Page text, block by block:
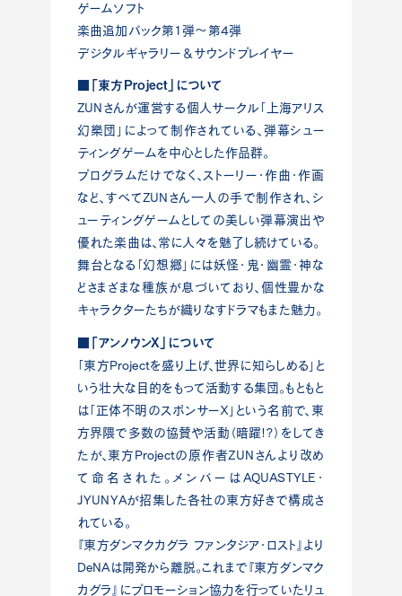
ゲームソフト
楽曲追加パック第1弾〜第4弾
デジタルギャラリー＆サウンドプレイヤー
■「東方Project」について
ZUNさんが運営する個人サークル「上海アリス
幻樂団」によって制作されている、弾幕シュー
ティングゲームを中心とした作品群。
プログラムだけでなく、ストーリー・作曲・作画
など、すべてZUNさん一人の手で制作され、シ
ューティングゲームとしての美しい弾幕演出や
優れた楽曲は、常に人々を魅了し続けている。
舞台となる「幻想郷」には妖怪・鬼・幽霊・神な
どさまざまな種族が息づいており、個性豊かな
キャラクターたちが織りなすドラマもまた魅力。
■「アンノウンX」について
「東方Projectを盛り上げ、世界に知らしめる」と
いう壮大な目的をもって活動する集団。もともと
は「正体不明のスポンサーＸ」という名前で、東
方界隈で多数の協賛や活動（暗躍!?）をしてき
たが、東方Projectの原作者ZUNさんより改め
て命名された。メンバーはAQUASTYLE・
JYUNYAが招集した各社の東方好きで構成さ
れている。
『東方ダンマクカグラ ファンタジア・ロスト』より
DeNAは開発から離脱。これまで『東方ダンマク
カグラ』にプロモーション協力を行っていたリュ